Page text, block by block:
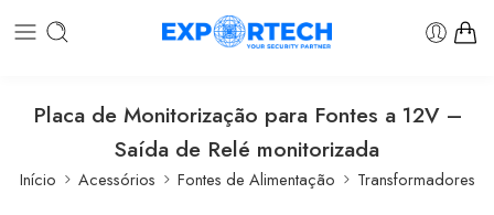
Placa de Monitorização para Fontes a 12V –
Saída de Relé monitorizada
Início Acessórios Fontes de Alimentação Transformadores